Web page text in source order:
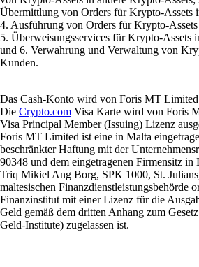
Übermittlung von Orders für Krypto-Assets
4. Ausführung von Orders für Krypto-
5. Überweisungsservices für Krypto-Assets
und 6. Verwahrung und Verwaltung von
Kunden.
Das Cash-Konto wird von Foris MT
Die Crypto.com Visa Karte wird von Foris
Visa Principal Member (Issuing) Lizenz
Foris MT Limited ist eine in Malta
beschränkter Haftung mit der
90348 und dem eingetragenen Firmensitz in
Triq Mikiel Ang Borg, SPK 1000, St.
maltesischen Finanzdienstleistungsbehörde
Finanzinstitut mit einer Lizenz für die
Geld gemäß dem dritten Anhang zum
Geld-Institute) zugelassen ist.